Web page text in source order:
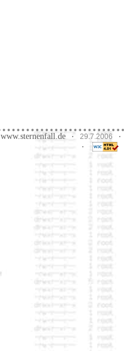
www.sternenfall.de · 29.7.2006 ·
·